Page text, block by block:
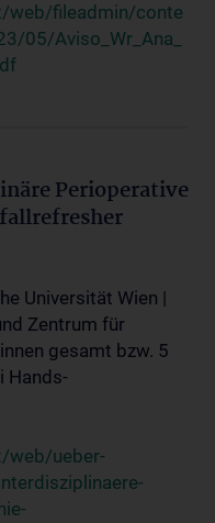
web/fileadmin/conte
05/Aviso_Wr_Ana_
Perioperative
Universität Wien |
Zentrum für
gesamt bzw. 5
Hands-
web/ueber-